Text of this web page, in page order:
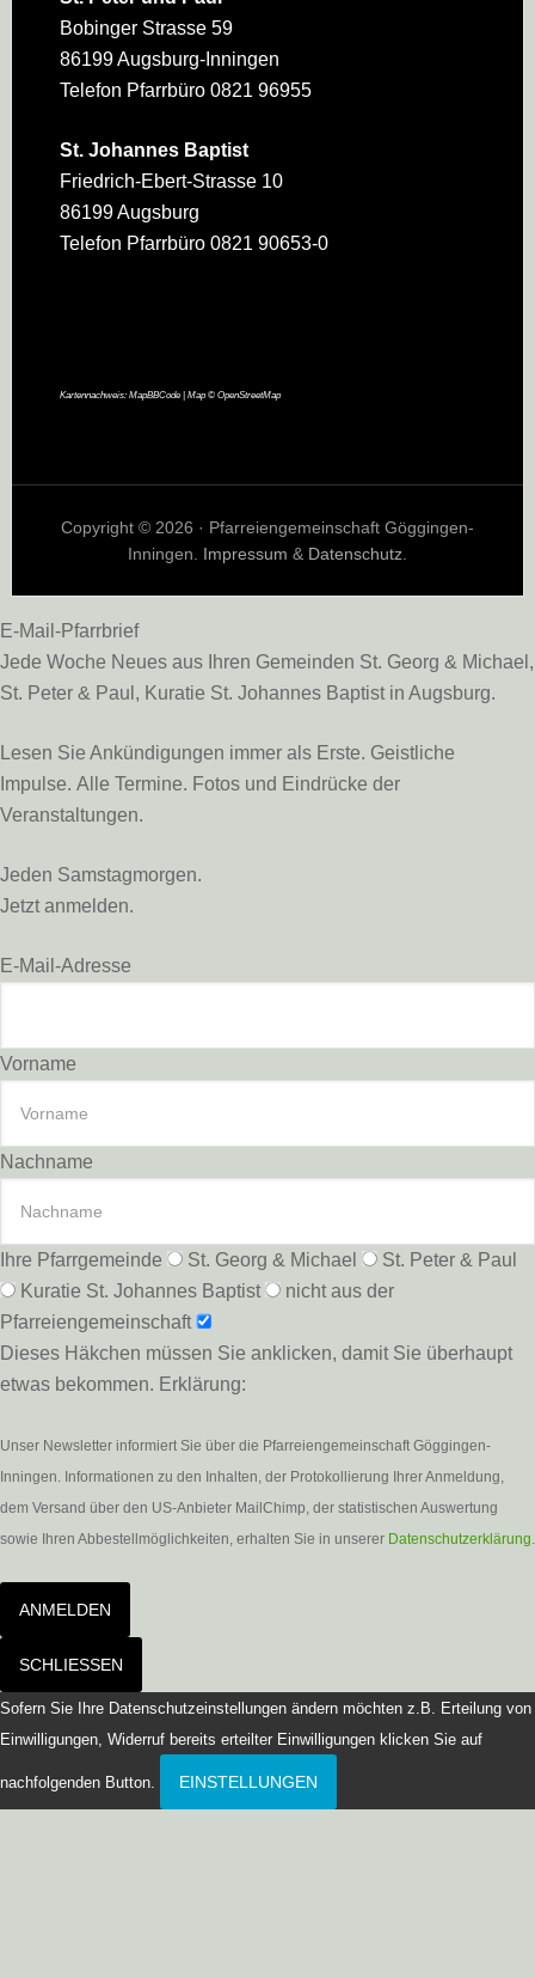
Bobinger Strasse 59
86199 Augsburg-Inningen
Telefon Pfarrbüro 0821 96955
St. Johannes Baptist
Friedrich-Ebert-Strasse 10
86199 Augsburg
Telefon Pfarrbüro 0821 90653-0
Kartennachweis: MapBBCode| Map © OpenStreetMap
Copyright © 2026 · Pfarreiengemeinschaft Göggingen-
Inningen. Impressum & Datenschutz.
E-Mail-Pfarrbrief
Jede Woche Neues aus Ihren Gemeinden St. Georg & Michael,
St. Peter & Paul, Kuratie St. Johannes Baptist in Augsburg.
Lesen Sie Ankündigungen immer als Erste. Geistliche
Impulse. Alle Termine. Fotos und Eindrücke der
Veranstaltungen.
Jeden Samstagmorgen.
Jetzt anmelden.
E-Mail-Adresse
Vorname
Nachname
Ihre Pfarrgemeinde St. Georg & Michael
St. Peter & Paul
Kuratie St. Johannes Baptist
nicht aus der
Pfarreiengemeinschaft
Dieses Häkchen müssen Sie anklicken, damit Sie überhaupt
etwas bekommen. Erklärung:
Unser Newsletter informiert Sie über die Pfarreiengemeinschaft Göggingen-
Inningen. Informationen zu den Inhalten, der Protokollierung Ihrer Anmeldung,
dem Versand über den US-Anbieter MailChimp, der statistischen Auswertung
sowie Ihren Abbestellmöglichkeiten, erhalten Sie in unserer Datenschutzerklärung.
ANMELDEN
SCHLIESSEN
Sofern Sie Ihre Datenschutzeinstellungen ändern möchten z.B. Erteilung von
Einwilligungen, Widerruf bereits erteilter Einwilligungen klicken Sie auf
nachfolgenden Button. EINSTELLUNGEN